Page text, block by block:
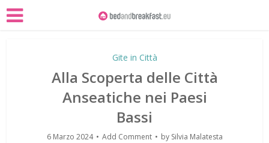
Gite in Città
Alla Scoperta delle Città
Anseatiche nei Paesi
Bassi
6 Marzo 2024 Add Comment by Silvia Malatesta